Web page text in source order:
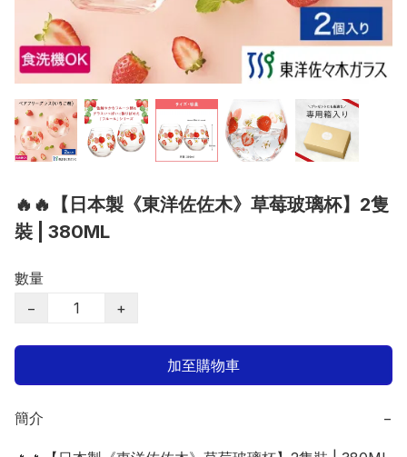
🔥🔥【日本製《東洋佐佐木》草莓玻璃杯】2隻
裝 | 380ML
數量
−
+
加至購物車
簡介 −